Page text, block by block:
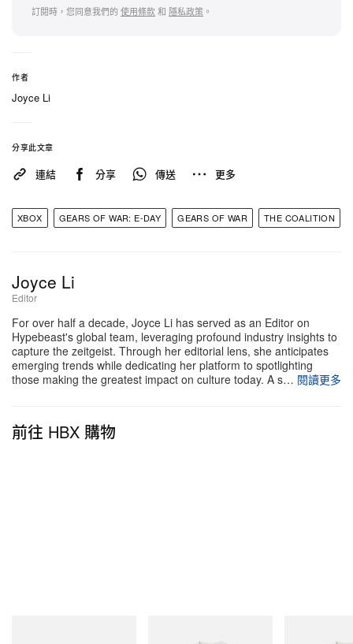
Marcus Fenix 與 Dominic Santiago，描寫他們如何
餘，關卡設計則擴展為更遼闊的環境，提供更多戰術
迂迴路線，以及達到系列新高紀錄的隱藏收集要素，
Gears of War: E-Day
出，登陸 Xbox Series X|S 及 PC 平台。
訂閱時，您同意我們的 使用條款和 隱私政策 。
作者
Joyce Li
分享此文章
連結 分享 傳送 更多
XBOX GEARS OF WAR: E-DAY GEARS OF WAR THE COALITION
Joyce Li
Editor
For over half a decade, Joyce Li has served as an Editor on
Hypebeast's global team, leveraging profound industry insights to
capture the zeitgeist. Through her editorial lens, she anticipates
emerging trends while dedicating her platform to spotlighting
those making the greatest impact on culture today. A s… 閱讀更多
前往 HBX 購物